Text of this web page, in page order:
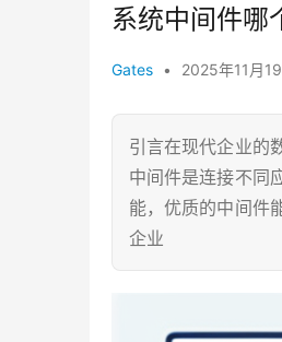
系统中间件哪
Gates • 2025年11月
引言在现代企业的
中间件是连接不同
能，优质的中间件
企业